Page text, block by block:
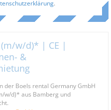
.
(m/w/d)* | CE |
&
der Boels rental Germany GmbH
w/d)* aus Bamberg und